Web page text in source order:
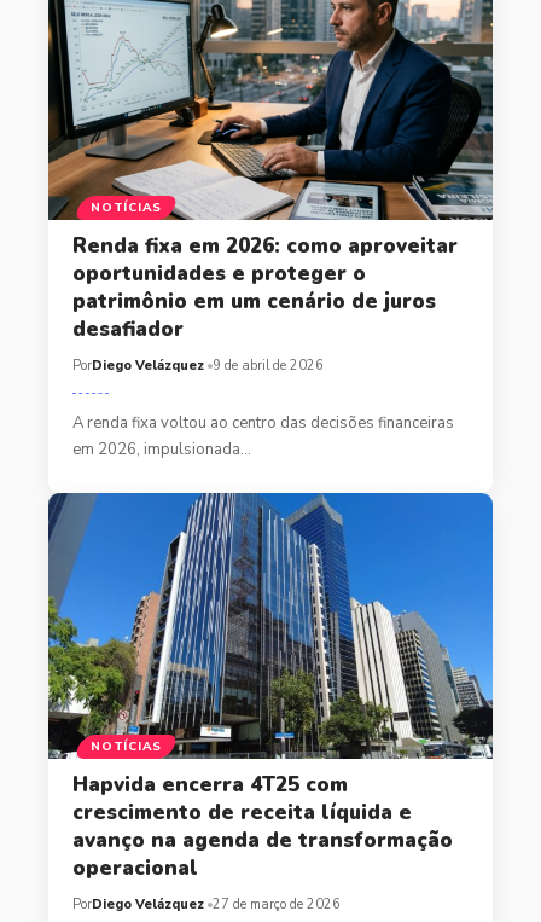
NOTÍCIAS
Renda fixa em 2026: como aproveitar
oportunidades e proteger o
patrimônio em um cenário de juros
desafiador
PorDiego Velázquez 9 de abril de 2026
A renda fixa voltou ao centro das decisões financeiras
em 2026, impulsionada…
NOTÍCIAS
Hapvida encerra 4T25 com
crescimento de receita líquida e
avanço na agenda de transformação
operacional
PorDiego Velázquez 27 de março de 2026